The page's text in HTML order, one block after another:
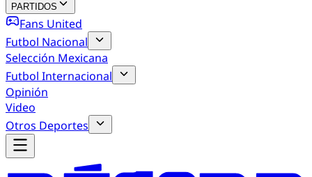
PARTIDOS
Fans United
Futbol Nacional
Selección Mexicana
Futbol Internacional
Opinión
Video
Otros Deportes